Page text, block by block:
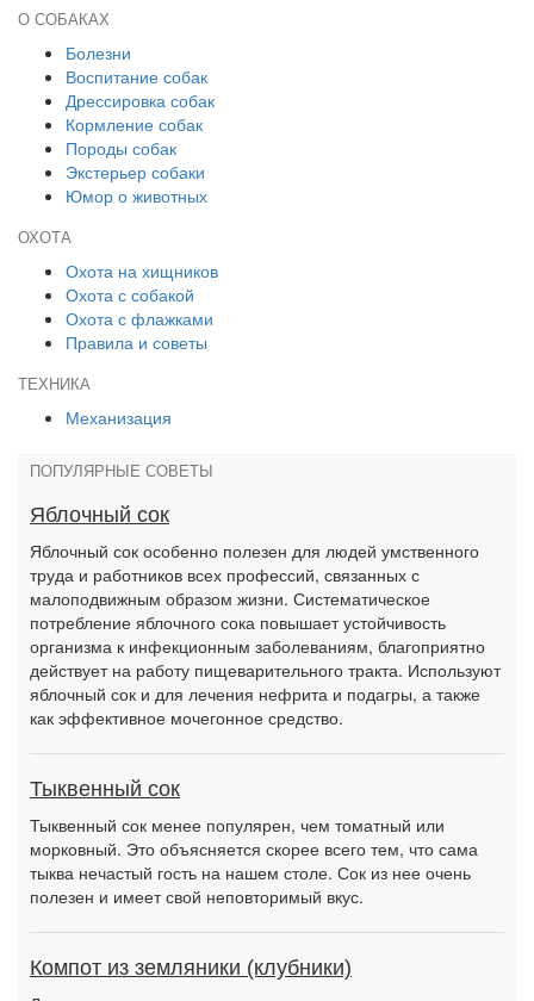
О СОБАКАХ
Болезни
Воспитание собак
Дрессировка собак
Кормление собак
Породы собак
Экстерьер собаки
Юмор о животных
ОХОТА
Охота на хищников
Охота с собакой
Охота с флажками
Правила и советы
ТЕХНИКА
Механизация
ПОПУЛЯРНЫЕ СОВЕТЫ
Яблочный сок
Яблочный сок особенно полезен для людей умственного
труда и работников всех профессий, связанных с
малоподвижным образом жизни. Систематическое
потребление яблочного сока повышает устойчивость
организма к инфекционным заболеваниям, благоприятно
действует на работу пищеварительного тракта. Используют
яблочный сок и для лечения нефрита и подагры, а также
как эффективное мочегонное средство.
Тыквенный сок
Тыквенный сок менее популярен, чем томатный или
морковный. Это объясняется скорее всего тем, что сама
тыква нечастый гость на нашем столе. Сок из нее очень
полезен и имеет свой неповторимый вкус.
Компот из земляники (клубники)